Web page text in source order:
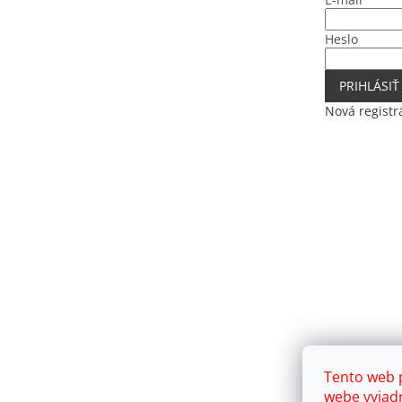
Tento web
webe
Heslo
Nová